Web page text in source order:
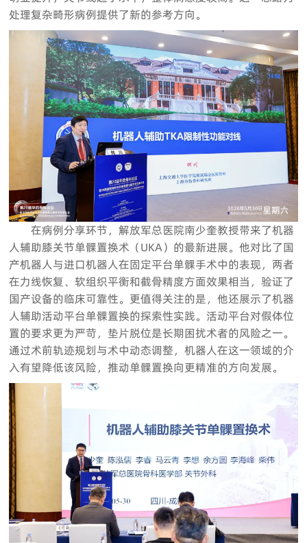
处理复杂畸形病例提供了新的参考方向。
在病例分享环节，解放军总医院南少奎教授带来了机器
人辅助膝关节单髁置换术（UKA）的最新进展。他对比了国
产机器人与进口机器人在固定平台单髁手术中的表现，两者
在力线恢复、软组织平衡和截骨精度方面效果相当，验证了
国产设备的临床可靠性。更值得关注的是，他还展示了机器
人辅助活动平台单髁置换的探索性实践。活动平台对假体位
置的要求更为严苛，垫片脱位是长期困扰术者的风险之一。
通过术前轨迹规划与术中动态调整，机器人在这一领域的介
入有望降低该风险，推动单髁置换向更精准的方向发展。